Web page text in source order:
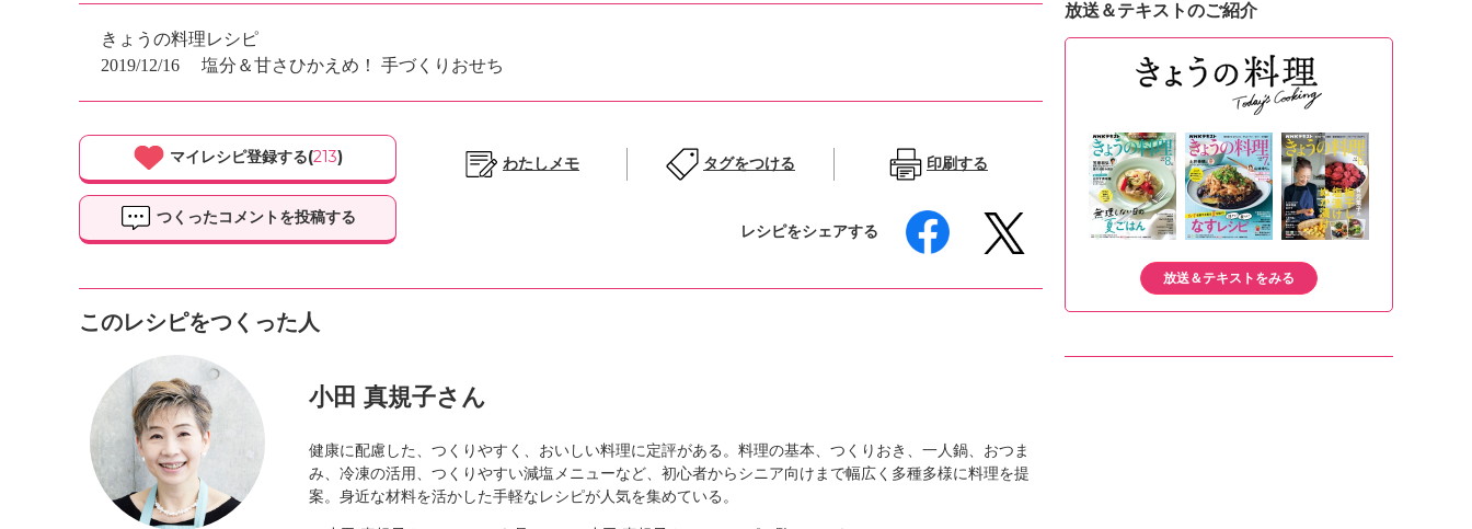
きょうの料理レシピ
2019/12/16
塩分＆甘さひかえめ！ 手づくりおせち
マイレシピ登録する(213)
つくったコメントを投稿する
わたしメモ タグをつける 印刷する
レシピをシェアする
このレシピをつくった人
小田 真規子さん
健康に配慮した、つくりやすく、おいしい料理に定評がある。料理の基本、つくりおき、一人鍋、おつま
み、冷凍の活用、つくりやすい減塩メニューなど、初心者からシニア向けまで幅広く多種多様に料理を提
案。身近な材料を活かした手軽なレシピが人気を集めている。
放送＆テキストのご紹介
放送＆テキストをみる